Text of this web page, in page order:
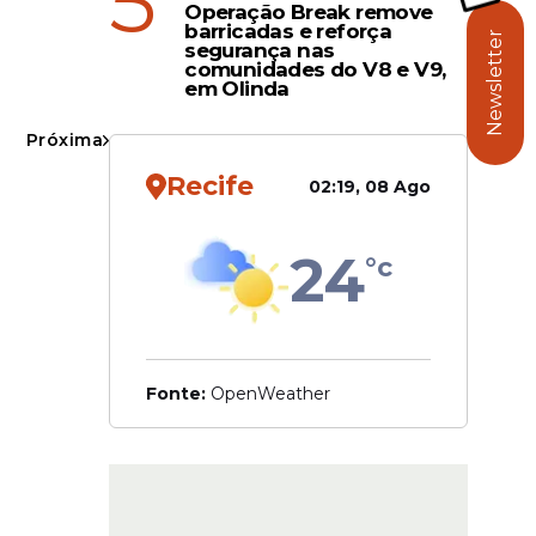
Próxima
Operação Break remove
barricadas e reforça
segurança nas
comunidades do V8 e V9,
em Olinda
Recife 02:19, 08 Ago
24°c
Fonte: OpenWeather
Newsletter